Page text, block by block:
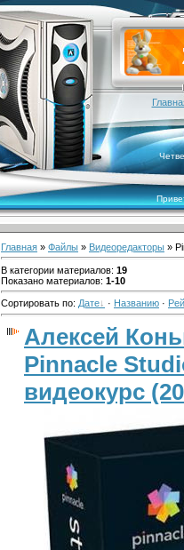
Главная » Файлы » Видеоредакторы »
В категории материалов: 19
Показано материалов: 1-10
Сортировать по: Дате · Названию ·
Алексей
Pinnacle
видеокурс